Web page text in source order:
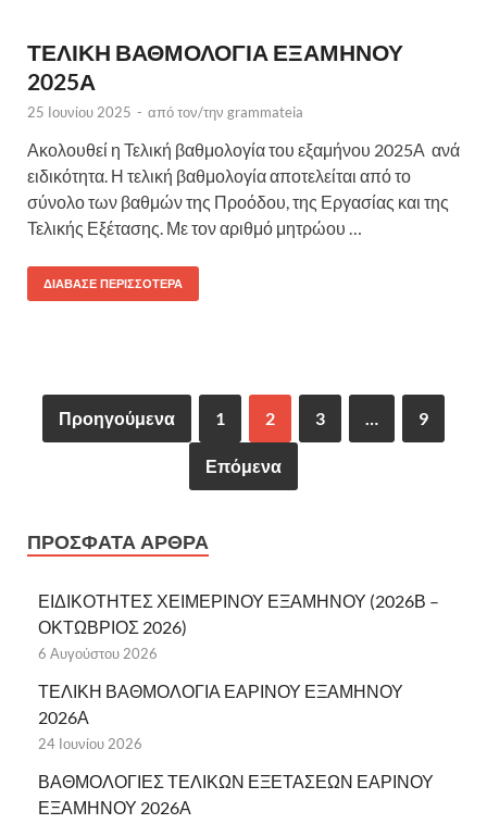
ΤΕΛΙΚΗ ΒΑΘΜΟΛΟΓΙΑ ΕΞΑΜΗΝΟΥ
2025Α
25 Ιουνίου 2025 - από τον/την grammateia
Ακολουθεί η Τελική βαθμολογία του εξαμήνου 2025Α ανά
ειδικότητα. Η τελική βαθμολογία αποτελείται από το
σύνολο των βαθμών της Προόδου, της Εργασίας και της
Τελικής Εξέτασης. Με τον αριθμό μητρώου …
ΔΙΆΒΑΣΕ ΠΕΡΙΣΣΌΤΕΡΑ
Προηγούμενα 1 2 3 … 9
Επόμενα
ΠΡΌΣΦΑΤΑ ΆΡΘΡΑ
ΕΙΔΙΚΟΤΗΤΕΣ ΧΕΙΜΕΡΙΝΟΥ ΕΞΑΜΗΝΟΥ (2026Β –
ΟΚΤΩΒΡΙΟΣ 2026)
6 Αυγούστου 2026
ΤΕΛΙΚΗ ΒΑΘΜΟΛΟΓΙΑ ΕΑΡΙΝΟΥ ΕΞΑΜΗΝΟΥ
2026Α
24 Ιουνίου 2026
ΒΑΘΜΟΛΟΓΙΕΣ ΤΕΛΙΚΩΝ ΕΞΕΤΑΣΕΩΝ ΕΑΡΙΝΟΥ
ΕΞΑΜΗΝΟΥ 2026Α